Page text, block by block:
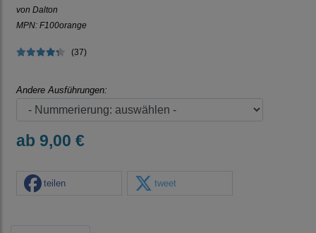
von Dalton
MPN: F100orange
(37)
Andere Ausführungen:
ab 9,00 €
teilen tweet